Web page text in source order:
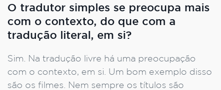
O tradutor simples se preocupa mais
com o contexto, do que com a
tradução literal, em si?
Sim. Na tradução livre há uma preocupação
com o contexto, em si. Um bom exemplo disso
são os filmes. Nem sempre os títulos são